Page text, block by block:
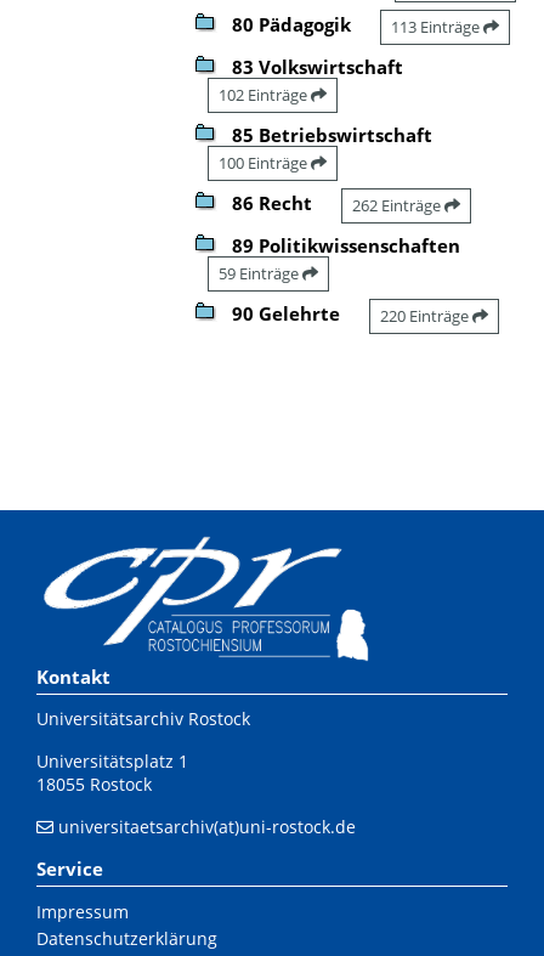
80 Pädagogik 113 Einträge
83 Volkswirtschaft
102 Einträge
85 Betriebswirtschaft
100 Einträge
86 Recht 262 Einträge
89 Politikwissenschaften
59 Einträge
90 Gelehrte 220 Einträge
Kontakt
Universitätsarchiv Rostock
Universitätsplatz 1
18055 Rostock
universitaetsarchiv(at)uni-rostock.de
Service
Impressum
Datenschutzerklärung